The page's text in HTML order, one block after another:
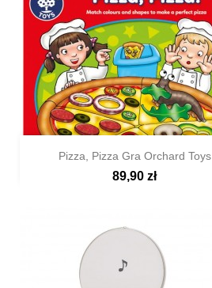
Szybki podgląd
Pizza, Pizza Gra Orchard Toys
89,90 zł